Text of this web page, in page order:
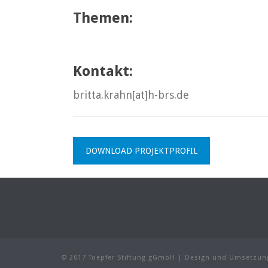
Themen:
Kontakt:
britta.krahn[at]h-brs.de
DOWNLOAD PROJEKTPROFIL
© 2017 Toepfer Stiftung gGmbH | Design und